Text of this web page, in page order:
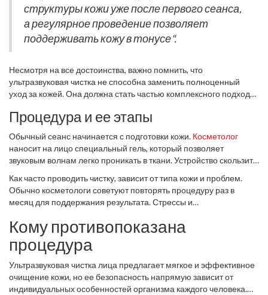
структуры кожи уже после первого сеанса,
а регулярное проведение позволяет
поддерживать кожу в тонусе".
Несмотря на все достоинства, важно помнить, что
ультразвуковая чистка не способна заменить полноценный
уход за кожей. Она должна стать частью комплексного подхода
так как питательные вещества лучше проникают в слои дермы,
Процедура и ее этапы
Обычный сеанс начинается с подготовки кожи. Косметолог
наносит на лицо специальный гель, который позволяет
звуковым волнам легко проникать в ткани. Устройство скользит
происходит победа над комедонами и черными точками. Чистка
завершается нанесением сыворотки и защитного крема,
составы которых усилены благодаря прошедшей процедуре.
Как часто проводить чистку, зависит от типа кожи и проблем.
Обычно косметологи советуют повторять процедуру раз в
месяц для поддержания результата. Стрессы и
состояние кожи, и такие чистки помогают минимизировать их
воздействие. Благодаря индивидуальному подходу,
правильные рекомендации специалиста гарантируют
сохранение здоровой и ухоженной кожи надолго.
Кому противопоказана
процедура
Ультразвуковая чистка лица предлагает мягкое и эффективное
очищение кожи, но ее безопасность напрямую зависит от
индивидуальных особенностей организма каждого человека.